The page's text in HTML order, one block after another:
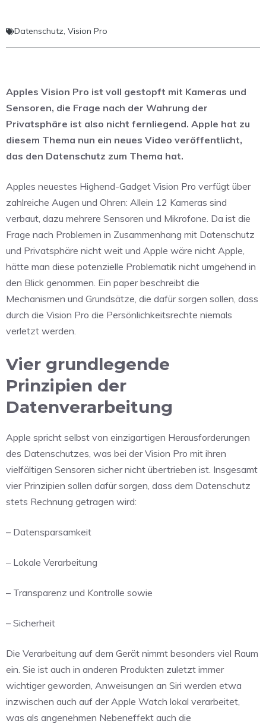
Datenschutz, Vision Pro
Apples Vision Pro ist voll gestopft mit Kameras und
Sensoren, die Frage nach der Wahrung der
Privatsphäre ist also nicht fernliegend. Apple hat zu
diesem Thema nun ein neues Video veröffentlicht,
das den Datenschutz zum Thema hat.
Apples neuestes Highend-Gadget Vision Pro verfügt über
zahlreiche Augen und Ohren: Allein 12 Kameras sind
verbaut, dazu mehrere Sensoren und Mikrofone. Da ist die
Frage nach Problemen in Zusammenhang mit Datenschutz
und Privatsphäre nicht weit und Apple wäre nicht Apple,
hätte man diese potenzielle Problematik nicht umgehend in
den Blick genommen. Ein paper beschreibt die
Mechanismen und Grundsätze, die dafür sorgen sollen, dass
durch die Vision Pro die Persönlichkeitsrechte niemals
verletzt werden.
Vier grundlegende
Prinzipien der
Datenverarbeitung
Apple spricht selbst von einzigartigen Herausforderungen
des Datenschutzes, was bei der Vision Pro mit ihren
vielfältigen Sensoren sicher nicht übertrieben ist. Insgesamt
vier Prinzipien sollen dafür sorgen, dass dem Datenschutz
stets Rechnung getragen wird:
– Datensparsamkeit
– Lokale Verarbeitung
– Transparenz und Kontrolle sowie
– Sicherheit
Die Verarbeitung auf dem Gerät nimmt besonders viel Raum
ein. Sie ist auch in anderen Produkten zuletzt immer
wichtiger geworden, Anweisungen an Siri werden etwa
inzwischen auch auf der Apple Watch lokal verarbeitet,
was als angenehmen Nebeneffekt auch die